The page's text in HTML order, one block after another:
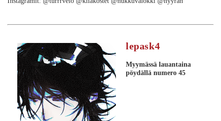
lepask4
Myymässä lauantaina
pöydällä numero 45